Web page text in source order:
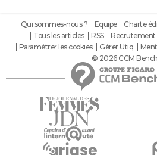
Qui sommes-nous ? Equipe Charte
Tous les articles
RSS Recrutement
Paramétrer les cookies
Gérer Utiq
© 2026 CCM